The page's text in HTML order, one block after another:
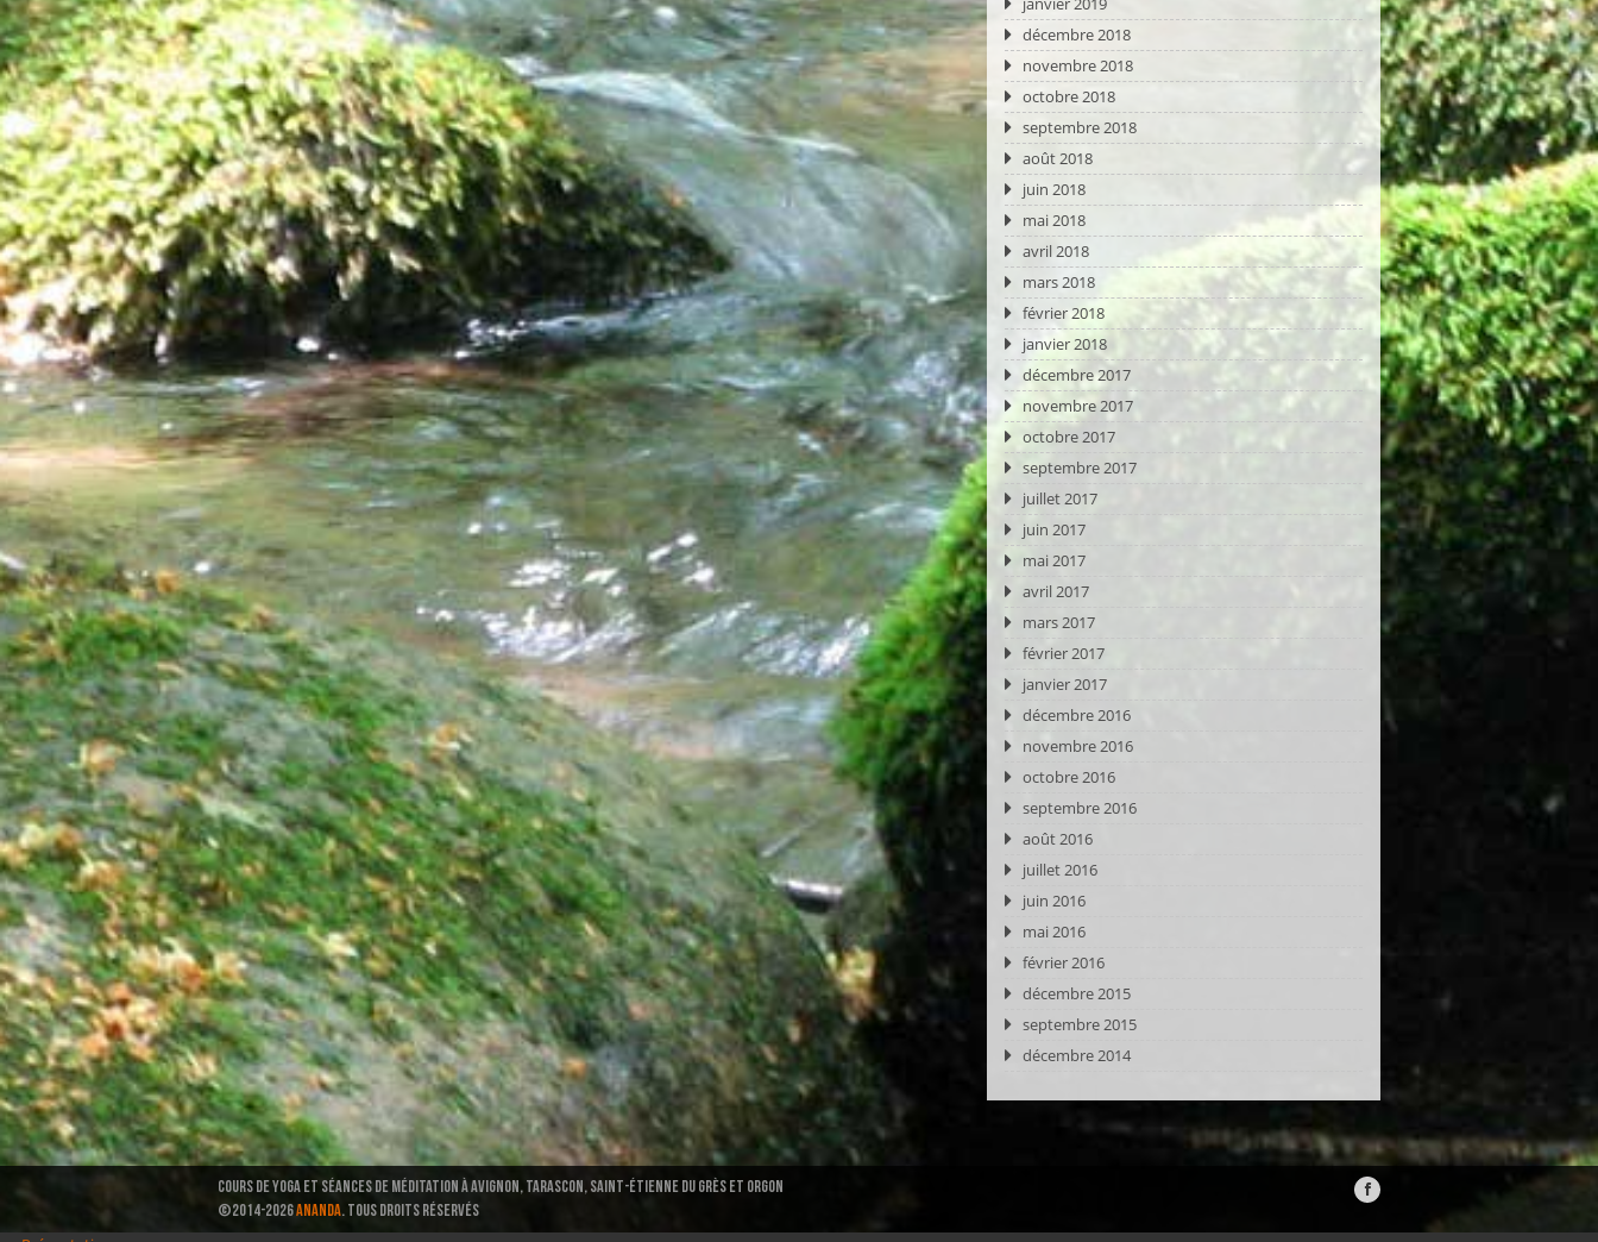
décembre 2018
novembre 2018
octobre 2018
septembre 2018
août 2018
juin 2018
mai 2018
avril 2018
mars 2018
février 2018
janvier 2018
décembre 2017
novembre 2017
octobre 2017
septembre 2017
juillet 2017
juin 2017
mai 2017
avril 2017
mars 2017
février 2017
janvier 2017
décembre 2016
novembre 2016
octobre 2016
septembre 2016
août 2016
juillet 2016
juin 2016
mai 2016
février 2016
décembre 2015
septembre 2015
décembre 2014
Cours de Yoga et séances de méditation à Avignon, Tarascon, Saint-ÉTIENNE DU GRÈS et ORGON
©2014-2026ANANDA. TOUS DROITS RÉSERVÉS